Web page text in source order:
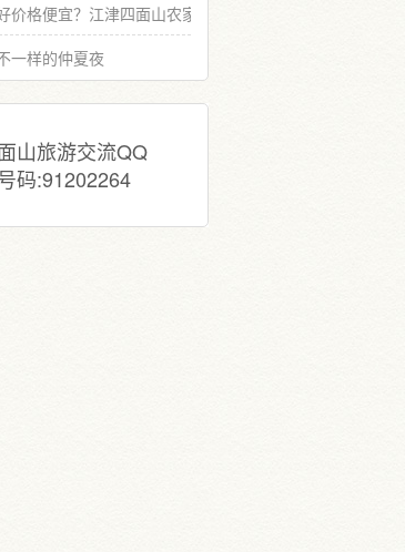
价格便宜？江津四面山农家乐推荐选择
一样的仲夏夜
山旅游交流QQ
码:91202264